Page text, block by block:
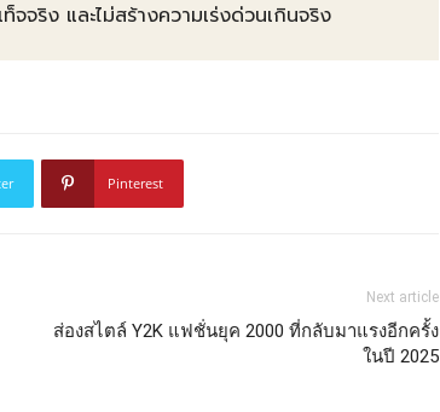
จริง และไม่สร้างความเร่งด่วนเกินจริง
Pinterest
Next article
ส่องสไตล์ Y2K แฟชั่นยุค 2000 ที่กลับมาแรงอีกครั้ง
ในปี 2025